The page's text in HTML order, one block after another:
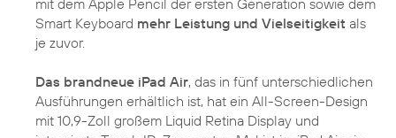
mit dem Apple Pencil der ersten Generation sowie dem
Smart Keyboard mehr Leistung und Vielseitigkeit als
je zuvor.
Das brandneue iPad Air, das in fünf unterschiedlichen
Ausführungen erhältlich ist, hat ein All-Screen-Design
mit 10,9-Zoll großem Liquid Retina Display und